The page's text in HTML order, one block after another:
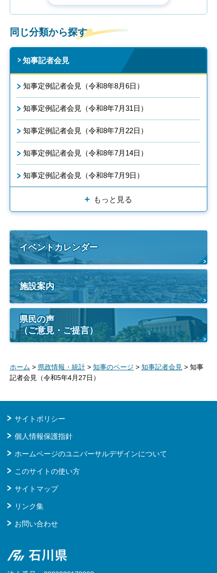
同じ分類から探す
知事記者会見
知事定例記者会見（令和8年8月6日）
知事定例記者会見（令和8年7月31日）
知事定例記者会見（令和8年7月22日）
知事定例記者会見（令和8年7月14日）
知事定例記者会見（令和8年7月9日）
もっと見る
イベントカレンダー
施設案内
県民の声
（ご意見・ご提言）
ホーム > 県政情報・統計 > 知事のページ > 知事記者会見 > 知事
記者会見（令和5年4月27日）
サイトポリシー
個人情報保護指針
ホームページのユニバーサルデザインについて
このサイトの使い方
サイトマップ
リンク集
お問い合わせ
石川県